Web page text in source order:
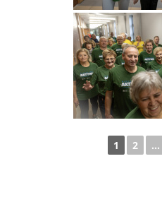
1 2 ...